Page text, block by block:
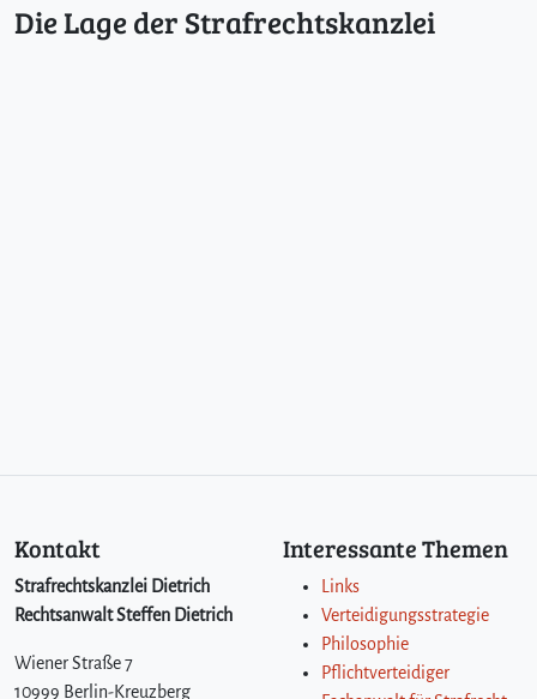
Die Lage der Strafrechtskanzlei
Kontakt
Strafrechtskanzlei Dietrich
Rechtsanwalt Steffen Dietrich
Wiener Straße 7
10999 Berlin-Kreuzberg
Interessante Themen
Links
Verteidigungsstrategie
Philosophie
Pflichtverteidiger